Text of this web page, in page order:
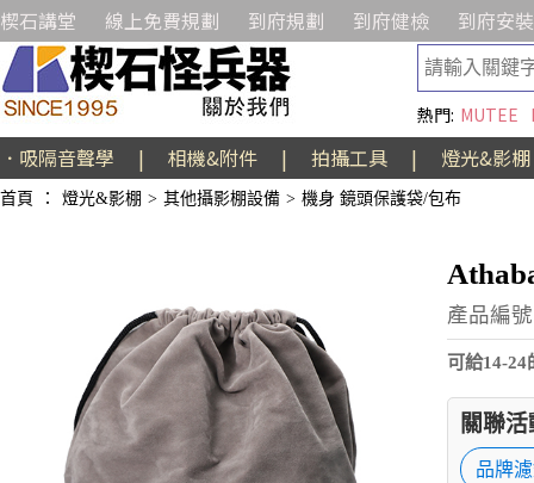
楔石講堂 線上免費規劃 到府規劃 到府健檢 到府安裝
熱門: MUTEE
．吸隔音聲學 | 相機&附件 | 拍攝工具 | 燈光&影棚
首頁 ： 燈光&影棚 > 其他攝影棚設備 > 機身 鏡頭保護袋/包布
產品編
可給14-
關聯
品牌